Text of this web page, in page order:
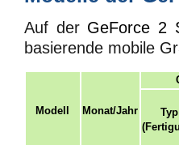
Auf der GeForce 2
basierende mobile
Modell Monat/Jahr
Typ